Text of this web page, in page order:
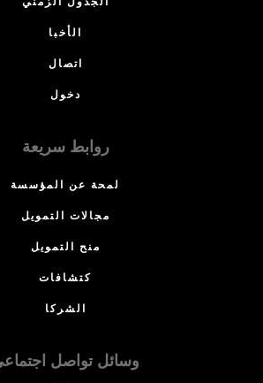
الجدول الزمني
الأخبا
اتصال
دخول
روابط سريعة
لمحة عن المؤسسة
مجالات التمويل
منح التمويل
كتشافات
الشركا
وسائل تواصل